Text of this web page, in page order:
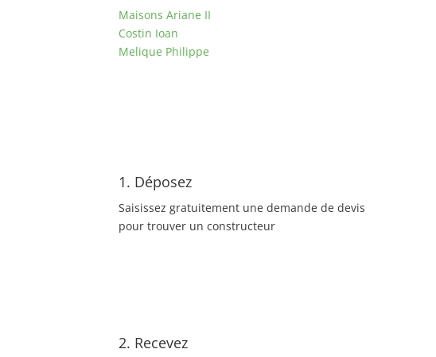
Maisons Ariane II
Costin Ioan
Melique Philippe
1. Déposez
Saisissez gratuitement une demande de devis
pour trouver un constructeur
2. Recevez